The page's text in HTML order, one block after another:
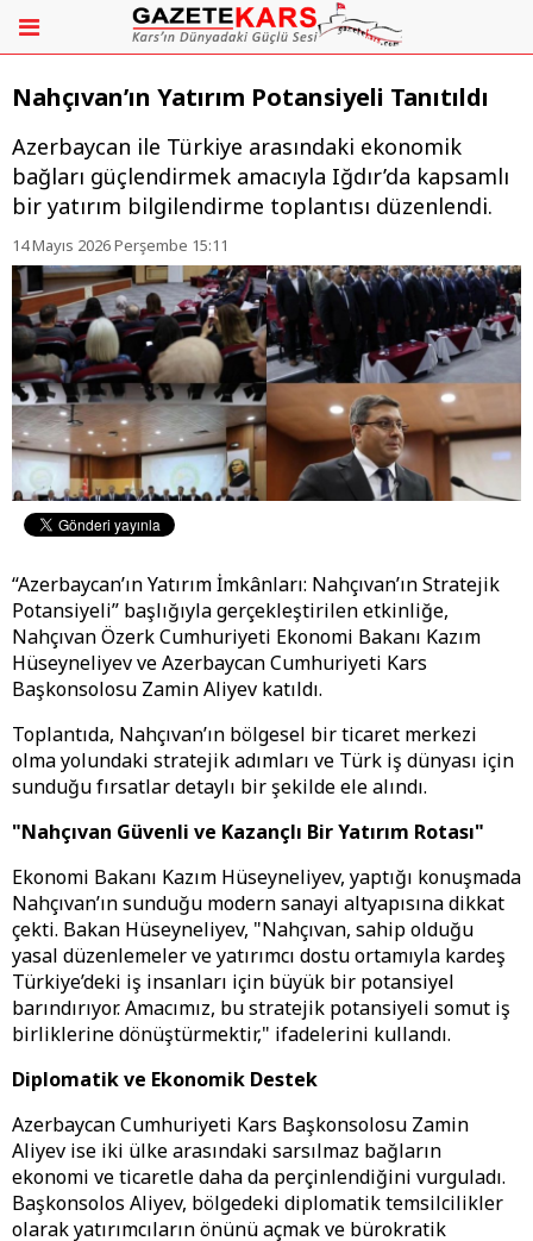
Nahçıvan’ın Yatırım Potansiyeli Tanıtıldı
​Azerbaycan ile Türkiye arasındaki ekonomik
bağları güçlendirmek amacıyla Iğdır’da kapsamlı
bir yatırım bilgilendirme toplantısı düzenlendi.
14 Mayıs 2026 Perşembe 15:11
“Azerbaycan’ın Yatırım İmkânları: Nahçıvan’ın Stratejik
Potansiyeli” başlığıyla gerçekleştirilen etkinliğe,
Nahçıvan Özerk Cumhuriyeti Ekonomi Bakanı Kazım
Hüseyneliyev ve Azerbaycan Cumhuriyeti Kars
Başkonsolosu Zamin Aliyev katıldı.
​Toplantıda, Nahçıvan’ın bölgesel bir ticaret merkezi
olma yolundaki stratejik adımları ve Türk iş dünyası için
sunduğu fırsatlar detaylı bir şekilde ele alındı.
​"Nahçıvan Güvenli ve Kazançlı Bir Yatırım Rotası"
​Ekonomi Bakanı Kazım Hüseyneliyev, yaptığı konuşmada
Nahçıvan’ın sunduğu modern sanayi altyapısına dikkat
çekti. Bakan Hüseyneliyev, "Nahçıvan, sahip olduğu
yasal düzenlemeler ve yatırımcı dostu ortamıyla kardeş
Türkiye’deki iş insanları için büyük bir potansiyel
barındırıyor. Amacımız, bu stratejik potansiyeli somut iş
birliklerine dönüştürmektir," ifadelerini kullandı.
Diplomatik ve Ekonomik Destek
​Azerbaycan Cumhuriyeti Kars Başkonsolosu Zamin
Aliyev ise iki ülke arasındaki sarsılmaz bağların
ekonomi ve ticaretle daha da perçinlendiğini vurguladı.
Başkonsolos Aliyev, bölgedeki diplomatik temsilcilikler
olarak yatırımcıların önünü açmak ve bürokratik